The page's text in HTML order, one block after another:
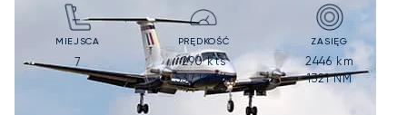
MIEJSCA
7
PRĘDKOŚĆ
290kts
537km/h
ZASIĘG
2446km
1321NM